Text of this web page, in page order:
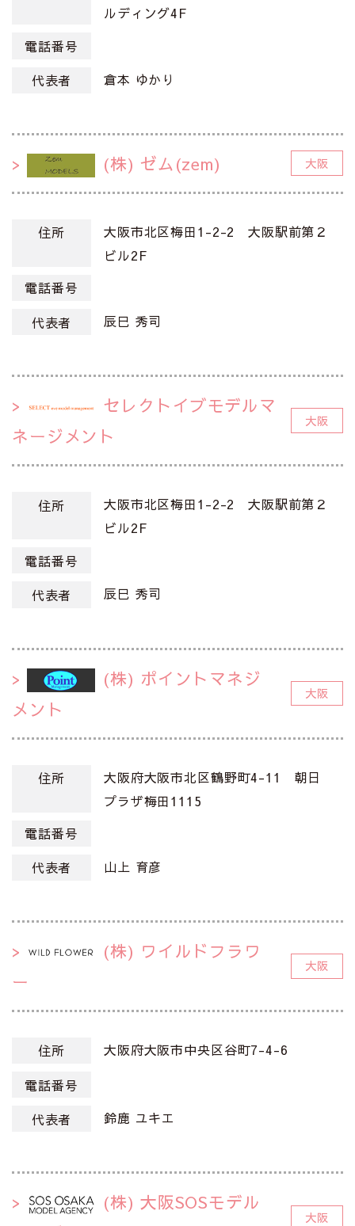
ルディング4F
電話番号
代表者
倉本 ゆかり
(株) ゼム(zem) 大阪
住所
大阪市北区梅田1-2-2 大阪駅前第２
ビル2F
電話番号
代表者
辰巳 秀司
セレクトイブモデルマ
ネージメント
大阪
住所
大阪市北区梅田1-2-2 大阪駅前第２
ビル2F
電話番号
代表者
辰巳 秀司
(株) ポイントマネジ
メント
大阪
住所
大阪府大阪市北区鶴野町4-11 朝日
プラザ梅田1115
電話番号
代表者
山上 育彦
(株) ワイルドフラワ
ー
大阪
住所 大阪府大阪市中央区谷町7-4-6
電話番号
代表者
鈴鹿 ユキエ
(株) 大阪SOSモデル
大阪